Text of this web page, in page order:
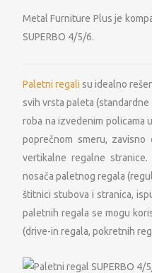
Metal Furniture Plus je
SUPERBO 4/5/6.
Paletni regali su idealno
svih vrsta paleta
roba na izvedenim policama
poprečnom smeru,
vertikalne regalne
nosača paletnog regala
štitnici stubova i stranica,
paletnih regala se mogu
(drive-in regala, pokretnih